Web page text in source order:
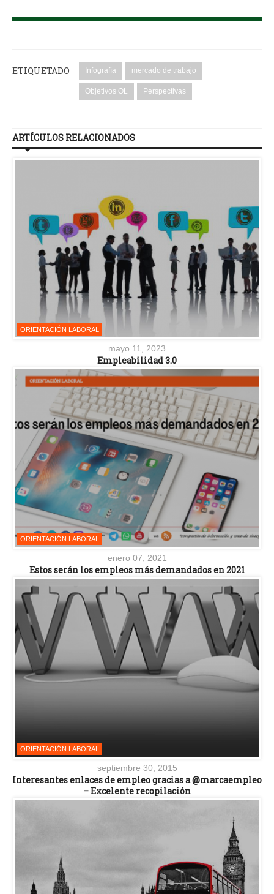
ETIQUETADO Infografía mercado de trabajo
Objetivos OL Perspectivas
ARTÍCULOS RELACIONADOS
ORIENTACIÓN LABORAL
mayo 11, 2023
Empleabilidad 3.0
ORIENTACIÓN LABORAL
enero 07, 2021
Estos serán los empleos más demandados en 2021
ORIENTACIÓN LABORAL
septiembre 30, 2015
Interesantes enlaces de empleo gracias a @marcaempleo
– Excelente recopilación